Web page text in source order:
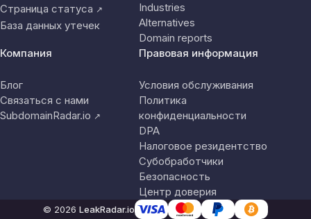
Страница статуса ↗
База данных утечек
Industries
Alternatives
Domain reports
Компания
Блог
Связаться с нами
SubdomainRadar.io ↗
Правовая информация
Условия обслуживания
Политика
конфиденциальности
DPA
Налоговое резидентство
Субобработчики
Безопасность
Центр доверия
© 2026 LeakRadar.io